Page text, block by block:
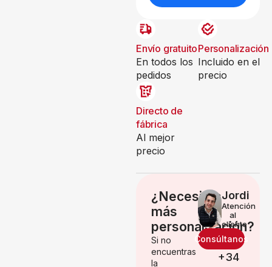
Envío gratuito
En todos los
pedidos
Personalización
Incluido en el
precio
Directo de
fábrica
Al mejor
precio
¿Necesitas
más
personalización?
Si no
encuentras
la
Jordi
Atención
al
cliente
Consúltanos
+34